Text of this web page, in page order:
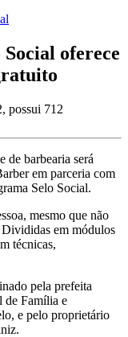
oferece
possui 712
de barbearia será
em parceria com
Selo Social.
mesmo que não
em módulos
técnicas,
pela prefeita
de Família e
e pelo proprietário